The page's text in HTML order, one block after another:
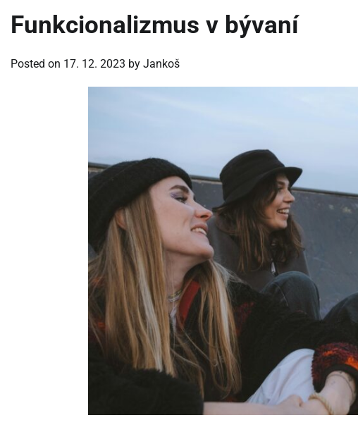
Funkcionalizmus v bývaní
Posted on 17. 12. 2023 by Jankoš